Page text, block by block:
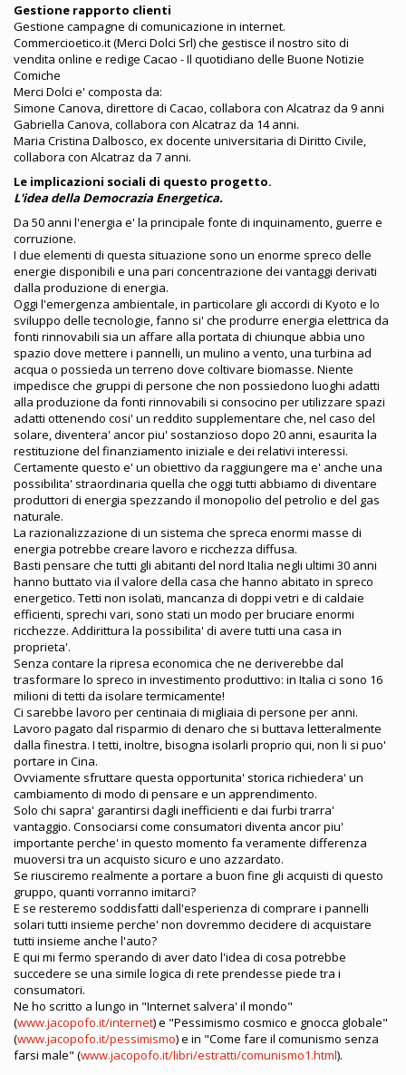
Gestione rapporto clienti
Gestione campagne di comunicazione in internet.
Commercioetico.it (Merci Dolci Srl) che gestisce il nostro sito di
vendita online e redige Cacao - Il quotidiano delle Buone Notizie
Comiche
Merci Dolci e' composta da:
Simone Canova, direttore di Cacao, collabora con Alcatraz da 9 anni
Gabriella Canova, collabora con Alcatraz da 14 anni.
Maria Cristina Dalbosco, ex docente universitaria di Diritto Civile,
collabora con Alcatraz da 7 anni.
Le implicazioni sociali di questo progetto.
L'idea della Democrazia Energetica.
Da 50 anni l'energia e' la principale fonte di inquinamento, guerre e
corruzione.
I due elementi di questa situazione sono un enorme spreco delle
energie disponibili e una pari concentrazione dei vantaggi derivati
dalla produzione di energia.
Oggi l'emergenza ambientale, in particolare gli accordi di Kyoto e lo
sviluppo delle tecnologie, fanno si' che produrre energia elettrica da
fonti rinnovabili sia un affare alla portata di chiunque abbia uno
spazio dove mettere i pannelli, un mulino a vento, una turbina ad
acqua o possieda un terreno dove coltivare biomasse. Niente
impedisce che gruppi di persone che non possiedono luoghi adatti
alla produzione da fonti rinnovabili si consocino per utilizzare spazi
adatti ottenendo cosi' un reddito supplementare che, nel caso del
solare, diventera' ancor piu' sostanzioso dopo 20 anni, esaurita la
restituzione del finanziamento iniziale e dei relativi interessi.
Certamente questo e' un obiettivo da raggiungere ma e' anche una
possibilita' straordinaria quella che oggi tutti abbiamo di diventare
produttori di energia spezzando il monopolio del petrolio e del gas
naturale.
La razionalizzazione di un sistema che spreca enormi masse di
energia potrebbe creare lavoro e ricchezza diffusa.
Basti pensare che tutti gli abitanti del nord Italia negli ultimi 30 anni
hanno buttato via il valore della casa che hanno abitato in spreco
energetico. Tetti non isolati, mancanza di doppi vetri e di caldaie
efficienti, sprechi vari, sono stati un modo per bruciare enormi
ricchezze. Addirittura la possibilita' di avere tutti una casa in
proprieta'.
Senza contare la ripresa economica che ne deriverebbe dal
trasformare lo spreco in investimento produttivo: in Italia ci sono 16
milioni di tetti da isolare termicamente!
Ci sarebbe lavoro per centinaia di migliaia di persone per anni.
Lavoro pagato dal risparmio di denaro che si buttava letteralmente
dalla finestra. I tetti, inoltre, bisogna isolarli proprio qui, non li si puo'
portare in Cina.
Ovviamente sfruttare questa opportunita' storica richiedera' un
cambiamento di modo di pensare e un apprendimento.
Solo chi sapra' garantirsi dagli inefficienti e dai furbi trarra'
vantaggio. Consociarsi come consumatori diventa ancor piu'
importante perche' in questo momento fa veramente differenza
muoversi tra un acquisto sicuro e uno azzardato.
Se riusciremo realmente a portare a buon fine gli acquisti di questo
gruppo, quanti vorranno imitarci?
E se resteremo soddisfatti dall'esperienza di comprare i pannelli
solari tutti insieme perche' non dovremmo decidere di acquistare
tutti insieme anche l'auto?
E qui mi fermo sperando di aver dato l'idea di cosa potrebbe
succedere se una simile logica di rete prendesse piede tra i
consumatori.
Ne ho scritto a lungo in "Internet salvera' il mondo"
(www.jacopofo.it/internet) e "Pessimismo cosmico e gnocca globale"
(www.jacopofo.it/pessimismo) e in "Come fare il comunismo senza
farsi male" (www.jacopofo.it/libri/estratti/comunismo1.html).